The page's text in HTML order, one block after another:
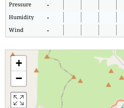
Pressure
-
Humidity
-
Wind
-
+
−